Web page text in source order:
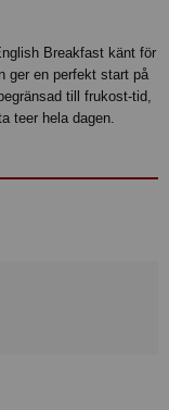
Breakfast känt för
ger en perfekt start på
till frukost-tid,
teer hela dagen.